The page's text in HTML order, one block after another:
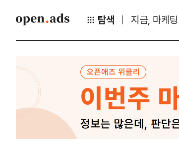
탐색 지금, 마케팅